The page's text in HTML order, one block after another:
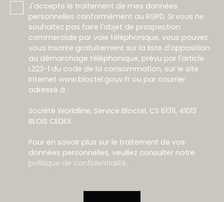
J'accepte le traitement de mes données
personnelles conformément au RGPD. Si vous ne
souhaitez pas faire l'objet de prospection
commerciale par voie téléphonique, vous pouvez
vous inscrire gratuitement sur la liste d'opposition
au démarchage téléphonique, prévu par l'article
L223-1 du code de la consommation, sur le site
Internet www.bloctel.gouv.fr ou par courrier
adressé à :
Société Worldline, Service Bloctel, CS 61311, 41013
BLOIS CEDEX.
Pour en savoir plus sur le traitement de vos
données personnelles, veuillez consulter notre
politique de confidentialité.